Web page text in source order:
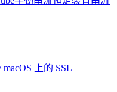
上的 SSL